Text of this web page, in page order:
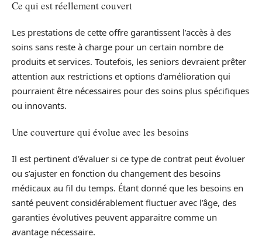
Ce qui est réellement couvert
Les prestations de cette offre garantissent l’accès à des
soins sans reste à charge pour un certain nombre de
produits et services. Toutefois, les seniors devraient prêter
attention aux restrictions et options d’amélioration qui
pourraient être nécessaires pour des soins plus spécifiques
ou innovants.
Une couverture qui évolue avec les besoins
Il est pertinent d’évaluer si ce type de contrat peut évoluer
ou s’ajuster en fonction du changement des besoins
médicaux au fil du temps. Étant donné que les besoins en
santé peuvent considérablement fluctuer avec l’âge, des
garanties évolutives peuvent apparaitre comme un
avantage nécessaire.